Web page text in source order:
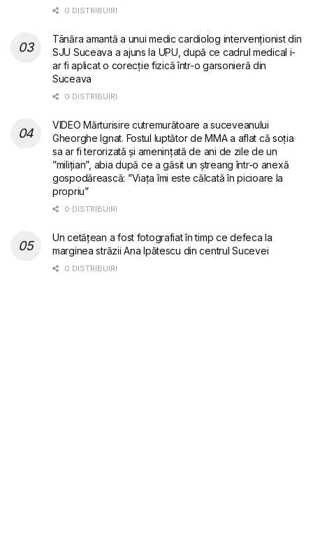
0 DISTRIBUIRI
Tânăra amantă a unui medic cardiolog intervenționist din
SJU Suceava a ajuns la UPU, după ce cadrul medical i-
ar fi aplicat o corecție fizică într-o garsonieră din
Suceava
0 DISTRIBUIRI
VIDEO Mărturisire cutremurătoare a suceveanului
Gheorghe Ignat. Fostul luptător de MMA a aflat că soția
sa ar fi terorizată și amenințată de ani de zile de un
”milițian”, abia după ce a găsit un ștreang într-o anexă
gospodărească: ”Viața îmi este călcată în picioare la
propriu”
0 DISTRIBUIRI
Un cetățean a fost fotografiat în timp ce defeca la
marginea străzii Ana Ipătescu din centrul Sucevei
0 DISTRIBUIRI